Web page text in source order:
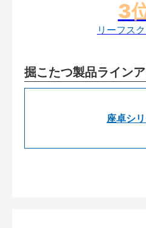
リーフス
掘こたつ製品ライン
座卓シ